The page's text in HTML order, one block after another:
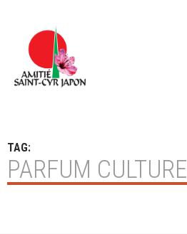
TAG:
PARFUM CULTURE